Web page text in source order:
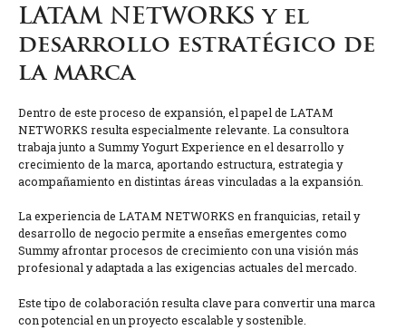
LATAM NETWORKS y el
desarrollo estratégico de
la marca
Dentro de este proceso de expansión, el papel de LATAM
NETWORKS resulta especialmente relevante. La consultora
trabaja junto a Summy Yogurt Experience en el desarrollo y
crecimiento de la marca, aportando estructura, estrategia y
acompañamiento en distintas áreas vinculadas a la expansión.
La experiencia de LATAM NETWORKS en franquicias, retail y
desarrollo de negocio permite a enseñas emergentes como
Summy afrontar procesos de crecimiento con una visión más
profesional y adaptada a las exigencias actuales del mercado.
Este tipo de colaboración resulta clave para convertir una marca
con potencial en un proyecto escalable y sostenible.